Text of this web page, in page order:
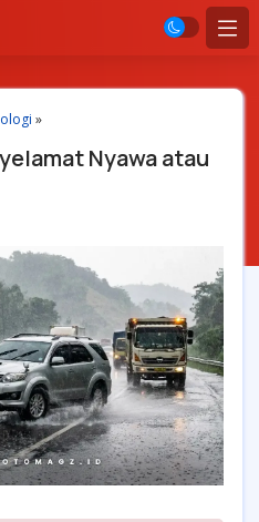
»
Nyawa atau